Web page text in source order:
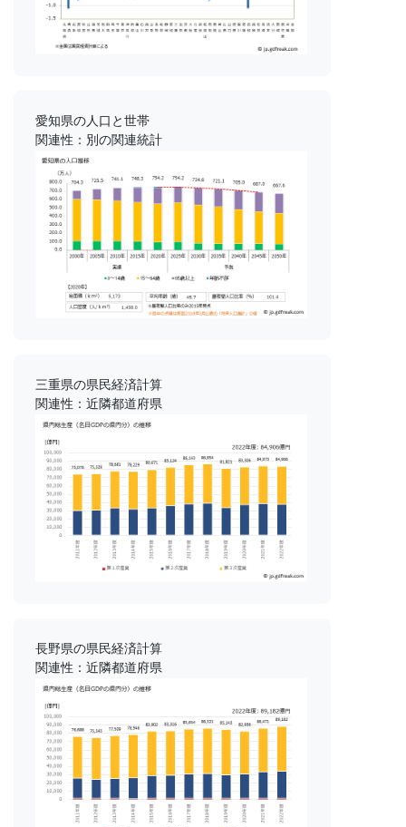
愛知県の人口と世帯
関連性：別の関連統計
三重県の県民経済計算
関連性：近隣都道府県
長野県の県民経済計算
関連性：近隣都道府県